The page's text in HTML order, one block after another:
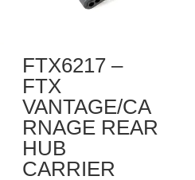
BANZAI
/
KANYON
DIFF
DRIVE
SPUR
FTX6217 –
FTX
VANTAGE/CA
RNAGE REAR
HUB
CARRIER